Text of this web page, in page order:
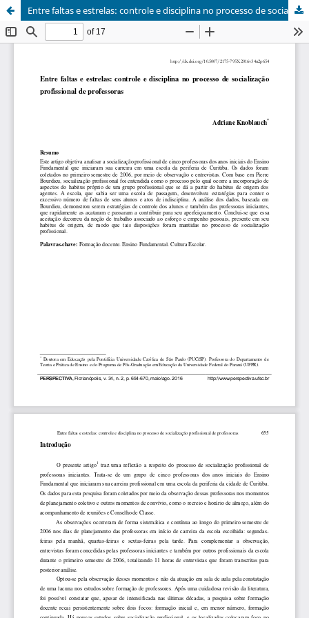
Entre faltas e estrelas: controle e disciplina no processo de socialização profissional de professoras